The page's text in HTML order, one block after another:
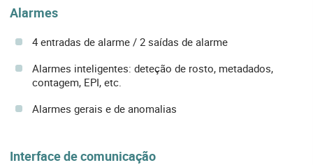
Alarmes
4 entradas de alarme / 2 saídas de alarme
Alarmes inteligentes: deteção de rosto, metadados,
contagem, EPI, etc.
Alarmes gerais e de anomalias
Interface de comunicação